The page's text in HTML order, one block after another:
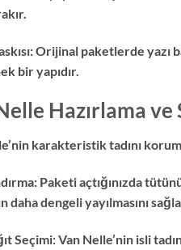
Orijinal paketlerde yazı
bir yapıdır.
Hazırlama
karakteristik tadını
Paketi açtığınızda
daha dengeli yayılmasını
Seçimi: Van Nelle’nin isli